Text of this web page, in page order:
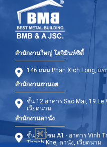
สำนักงานใหญ่ โฮจิมินห์ซิตี้
146 ถนน Phan Xich Long, แ
สำนักงานฮานอย
ชั้น 12 อาคาร Sao Mai, 19 Le
เวียดนาม
สำนักงานดานัง
ชั้น 9 - โซน A1 - อาคาร Vinh
Thanh Khe, ดานัง, เวียดนาม